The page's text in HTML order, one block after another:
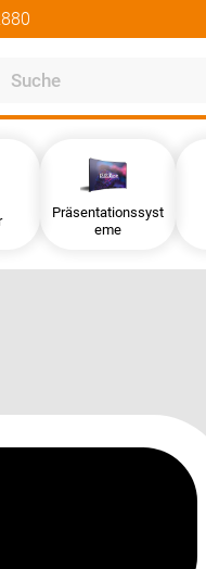
Präsentationssyst
eme